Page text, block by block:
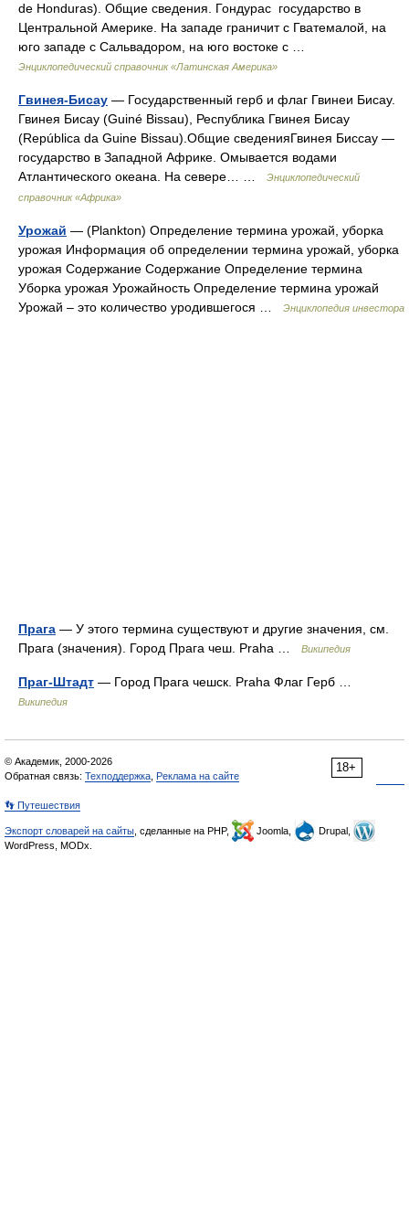
de Honduras). Общие сведения. Гондурас государство в
Центральной Америке. На западе граничит с Гватемалой, на
юго западе с Сальвадором, на юго востоке с …
Энциклопедический справочник «Латинская Америка»
Гвинея-Бисау — Государственный герб и флаг Гвинеи Бисау.
Гвинея Бисау (Guiné Bissau), Республика Гвинея Бисау
(República da Guine Bissau).Общие сведенияГвинея Биссау —
государство в Западной Африке. Омывается водами
Атлантического океана. На севере… …
Энциклопедический
справочник «Африка»
Урожай — (Plankton) Определение термина урожай, уборка
урожая Информация об определении термина урожай, уборка
урожая Содержание Содержание Определение термина
Уборка урожая Урожайность Определение термина урожай
Урожай – это количество уродившегося …
Энциклопедия инвестора
Прага — У этого термина существуют и другие значения, см.
Прага (значения). Город Прага чеш. Praha …
Википедия
Праг-Штадт — Город Прага чешск. Praha Флаг Герб …
Википедия
18+
© Академик, 2000-2026
Обратная связь: Техподдержка Реклама на сайте
👣 Путешествия
Экспорт словарей на сайты , сделанные на PHP, Joomla,
Drupal,
WordPress, MODx.